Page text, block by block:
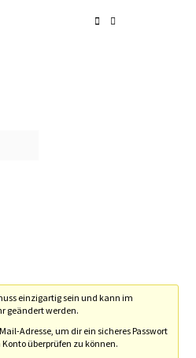
einzigartig sein und kann im
geändert werden.
Adresse, um dir ein sicheres Passwort
überprüfen zu können.